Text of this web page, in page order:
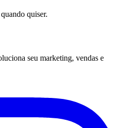
quiser.
seu marketing, vendas e